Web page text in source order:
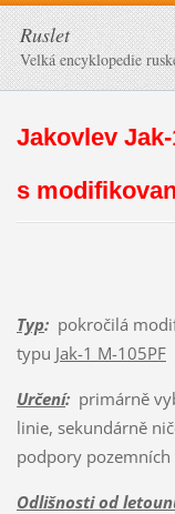
Ruslet
Velká encyklopedie
Jakovlev Jak-
s
Typ:pokročilá
typu Jak-1 M-105PF
Určení:primárně
linie, sekundárně
podpory pozemních
Odlišnosti od